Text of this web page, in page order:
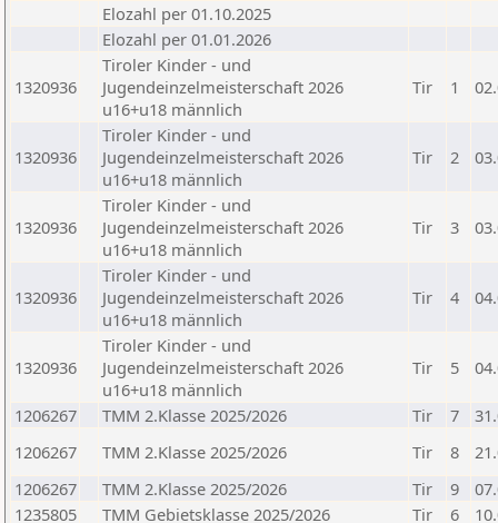
Elozahl per 01.10.2025
Elozahl per 01.01.2026
1320936
Tiroler Kinder - und
Jugendeinzelmeisterschaft 2026
u16+u18 männlich
Tir 1
1320936
Tiroler Kinder - und
Jugendeinzelmeisterschaft 2026
u16+u18 männlich
Tir 2
1320936
Tiroler Kinder - und
Jugendeinzelmeisterschaft 2026
u16+u18 männlich
Tir 3
1320936
Tiroler Kinder - und
Jugendeinzelmeisterschaft 2026
u16+u18 männlich
Tir 4
1320936
Tiroler Kinder - und
Jugendeinzelmeisterschaft 2026
u16+u18 männlich
Tir 5
1206267 TMM 2.Klasse 2025/2026 Tir 7
1206267
TMM 2.Klasse 2025/2026 Tir 8
1206267
TMM 2.Klasse 2025/2026 Tir 9
1235805
TMM Gebietsklasse 2025/2026 Tir 6